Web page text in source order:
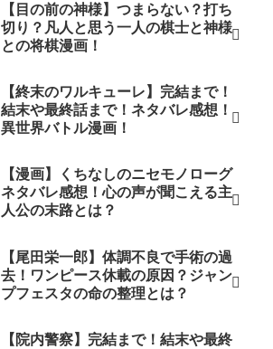
【目の前の神様】つまらない？打ち
切り？凡人と思う一人の棋士と神様
との将棋漫画！
【終末のワルキューレ】完結まで！
結末や最終話まで！ネタバレ感想！
異世界バトル漫画！
【漫画】くちなしのニセモノローグ
ネタバレ感想！心の声が聞こえる主
人公の末路とは？
【尾田栄一郎】体調不良で手術の過
去！ワンピース休載の原因？ジャン
プフェスタの命の整理とは？
【院内警察】完結まで！結末や最終